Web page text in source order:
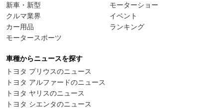
新車・新型
クルマ業界
カー用品
モータースポーツ
モーターショー
イベント
ランキング
車種からニュースを探す
トヨタ プリウスのニュース
トヨタ アルファードのニュース
トヨタ ヤリスのニュース
トヨタ シエンタのニュース